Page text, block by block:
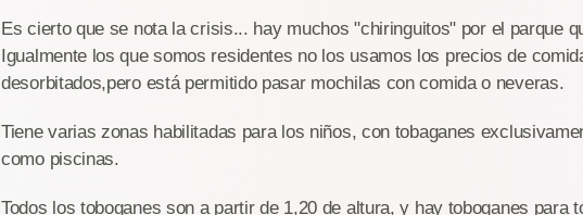
Es cierto que se nota la crisis... hay muchos "chiringuitos" por el parque
Igualmente los que somos residentes no los usamos los precios de
desorbitados,pero está permitido pasar mochilas con comida o neveras.
Tiene varias zonas habilitadas para los niños, con tobaganes
como piscinas.
Todos los toboganes son a partir de 1,20 de altura, y hay toboganes para